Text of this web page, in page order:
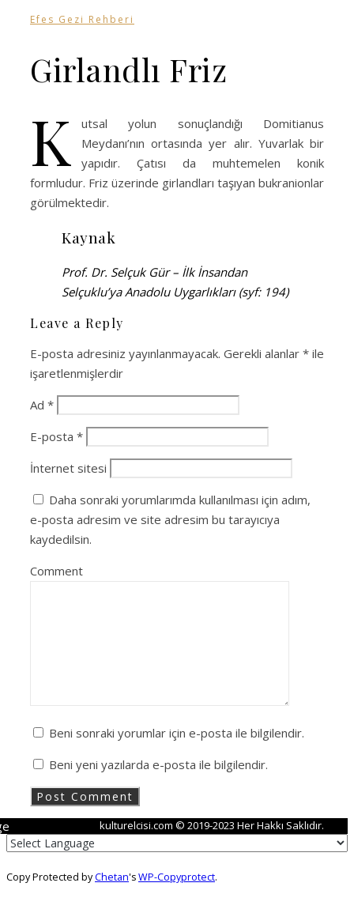
Efes Gezi Rehberi
Girlandlı Friz
K
utsal yolun sonuçlandığı Domitianus
Meydanı’nın ortasında yer alır. Yuvarlak bir
yapıdır. Çatısı da muhtemelen konik
formludur. Friz üzerinde girlandları taşıyan bukranionlar
görülmektedir.
Kaynak
Prof. Dr. Selçuk Gür – İlk İnsandan
Selçuklu’ya Anadolu Uygarlıkları (syf: 194)
Leave a Reply
E-posta adresiniz yayınlanmayacak. Gerekli alanlar * ile
işaretlenmişlerdir
Ad *
E-posta *
İnternet sitesi
Daha sonraki yorumlarımda kullanılması için adım,
e-posta adresim ve site adresim bu tarayıcıya
kaydedilsin.
Comment
Beni sonraki yorumlar için e-posta ile bilgilendir.
Beni yeni yazılarda e-posta ile bilgilendir.
kulturelcisi.com © 2019-2023 Her Hakkı Saklıdır.
Copy Protected byChetan'sWP-Copyprotect.